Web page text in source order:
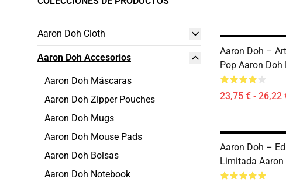
Aaron Doh Cloth
Aaron Doh Accesorios
Aaron Doh Máscaras
Aaron Doh Zipper Pouches
Aaron Doh Mugs
Aaron Doh Mouse Pads
Aaron Doh Bolsas
Aaron Doh Notebook
Aaron Doh –
Pop Aaron Doh
23,75 € - 26,22
Aaron Doh –
Limitada Aaron